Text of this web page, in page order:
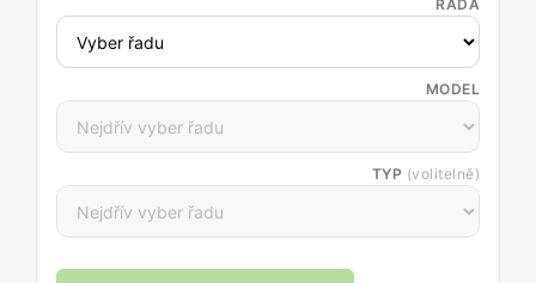
ŘADA
MODEL
TYP (volitelně)